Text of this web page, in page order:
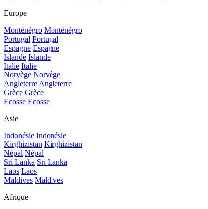
Europe
Monténégro Monténégro
Portugal Portugal
Espagne Espagne
Islande Islande
Italie Italie
Norvège Norvège
AngleterreAngleterre
Grèce Grèce
Ecosse Ecosse
Asie
Indonésie Indonésie
Kirghizistan Kirghizistan
Népal Népal
Sri Lanka Sri Lanka
Laos Laos
Maldives Maldives
Afrique